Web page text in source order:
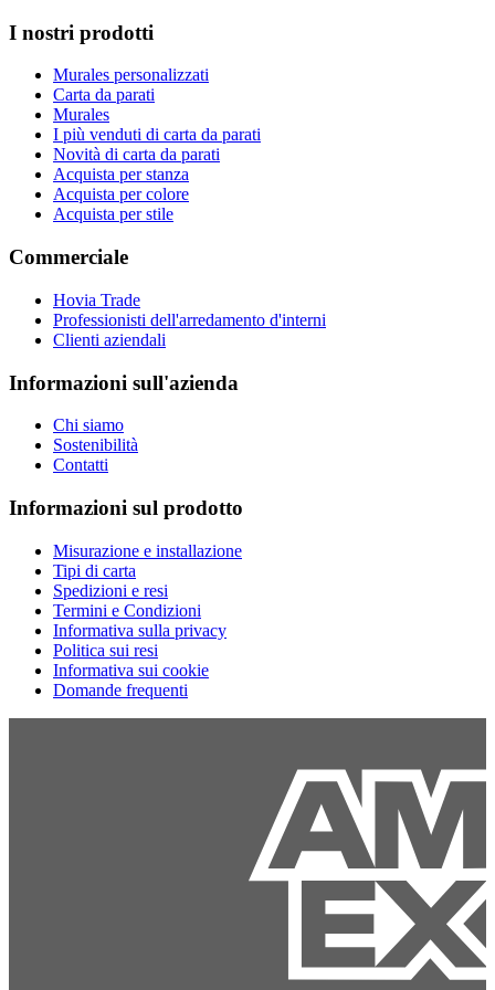
I nostri prodotti
Murales personalizzati
Carta da parati
Murales
I più venduti di carta da parati
Novità di carta da parati
Acquista per stanza
Acquista per colore
Acquista per stile
Commerciale
Hovia Trade
Professionisti dell'arredamento d'interni
Clienti aziendali
Informazioni sull'azienda
Chi siamo
Sostenibilità
Contatti
Informazioni sul prodotto
Misurazione e installazione
Tipi di carta
Spedizioni e resi
Termini e Condizioni
Informativa sulla privacy
Politica sui resi
Informativa sui cookie
Domande frequenti